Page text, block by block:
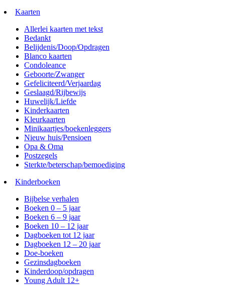
Kaarten
Allerlei kaarten met tekst
Bedankt
Belijdenis/Doop/Opdragen
Blanco kaarten
Condoleance
Geboorte/Zwanger
Gefeliciteerd/Verjaardag
Geslaagd/Rijbewijs
Huwelijk/Liefde
Kinderkaarten
Kleurkaarten
Minikaartjes/boekenleggers
Nieuw huis/Pensioen
Opa & Oma
Postzegels
Sterkte/beterschap/bemoediging
Kinderboeken
Bijbelse verhalen
Boeken 0 – 5 jaar
Boeken 6 – 9 jaar
Boeken 10 – 12 jaar
Dagboeken tot 12 jaar
Dagboeken 12 – 20 jaar
Doe-boeken
Gezinsdagboeken
Kinderdoop/opdragen
Young Adult 12+